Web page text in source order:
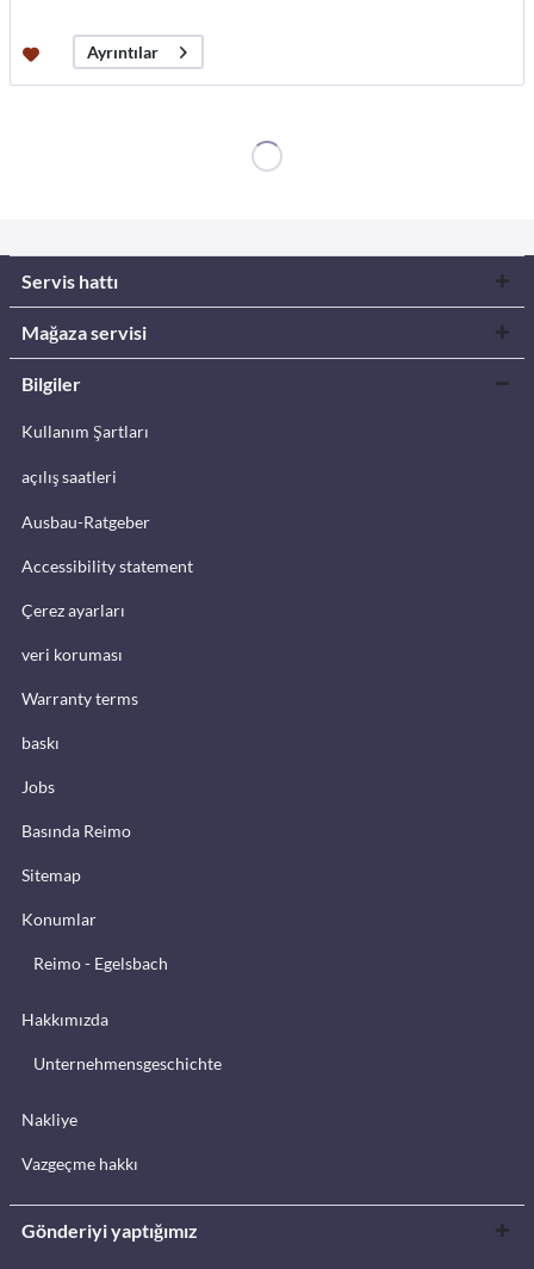
Ayrıntılar
Servis hattı
Mağaza servisi
Bilgiler
Kullanım Şartları
açılış saatleri
Ausbau-Ratgeber
Accessibility statement
Çerez ayarları
veri koruması
Warranty terms
baskı
Jobs
Basında Reimo
Sitemap
Konumlar
Reimo - Egelsbach
Hakkımızda
Unternehmensgeschichte
Nakliye
Vazgeçme hakkı
Gönderiyi yaptığımız